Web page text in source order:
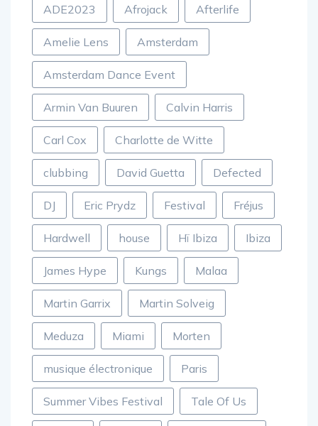
ADE2023 Afrojack Afterlife
Amelie Lens Amsterdam
Amsterdam Dance Event
Armin Van Buuren Calvin Harris
Carl Cox Charlotte de Witte
clubbing David Guetta Defected
DJ Eric Prydz Festival Fréjus
Hardwell house Hï Ibiza Ibiza
James Hype Kungs Malaa
Martin Garrix Martin Solveig
Meduza Miami Morten
musique électronique Paris
Summer Vibes Festival Tale Of Us